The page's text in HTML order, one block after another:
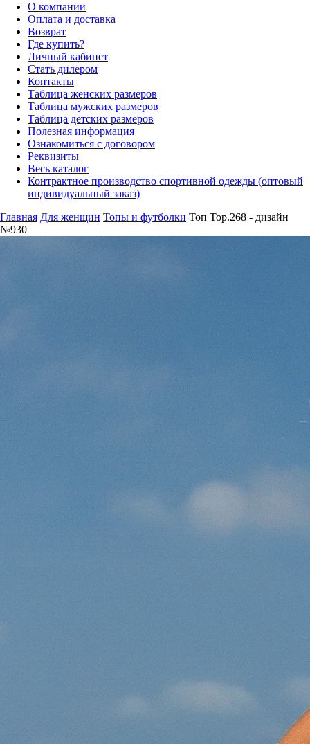
О компании
Оплата и доставка
Возврат
Где купить?
Личный кабинет
Стать дилером
Контакты
Таблица женских размеров
Таблица мужских размеров
Таблица детских размеров
Полезная информация
Ознакомиться с договором
Реквизиты
Весь каталог
Контрактное производство спортивной одежды (оптовый
индивидуальный заказ)
Главная Для женщин Топы и футболки Топ Top.268 - дизайн
№930